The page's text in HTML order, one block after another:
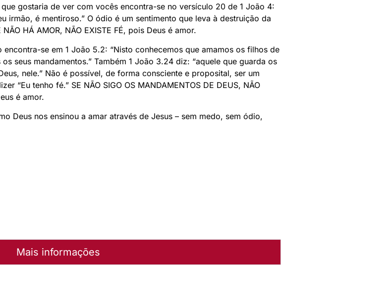
gostaria de ver com vocês encontra-se no versículo 20 de 1 João 4:
irmão, é mentiroso.” O ódio é um sentimento que leva à destruição da
HÁ AMOR, NÃO EXISTE FÉ, pois Deus é amor.
se em 1 João 5.2: “Nisto conhecemos que amamos os filhos de
seus mandamentos.” Também 1 João 3.24 diz: “aquele que guarda os
nele.” Não é possível, de forma consciente e proposital, ser um
“Eu tenho fé.” SE NÃO SIGO OS MANDAMENTOS DE DEUS, NÃO
é amor.
Deus nos ensinou a amar através de Jesus – sem medo, sem ódio,
Mais informações